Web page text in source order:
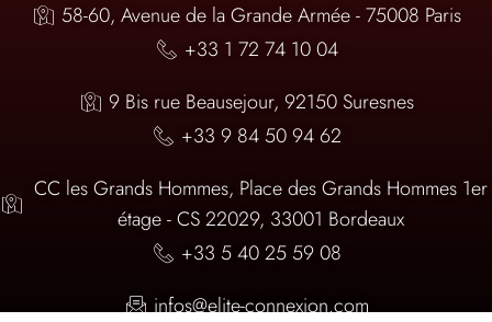
58-60, Avenue de la Grande Armée - 75008 Paris
+33 1 72 74 10 04
9 Bis rue Beausejour, 92150 Suresnes
+33 9 84 50 94 62
CC les Grands Hommes, Place des Grands Hommes 1er
étage - CS 22029, 33001 Bordeaux
+33 5 40 25 59 08
infos@elite-connexion.com